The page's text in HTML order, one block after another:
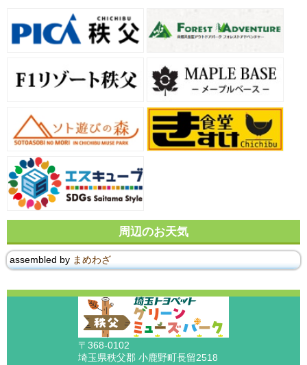
周辺のお天気
assembled by まめわざ
〒368-0102
埼玉県秩父郡 小鹿野町長留2518